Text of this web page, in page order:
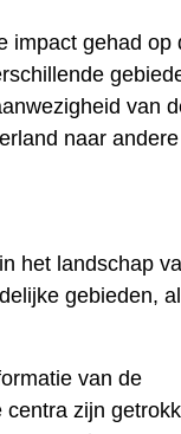
impact gehad op
van
naar andere
het landschap
gebieden,
van de
zijn